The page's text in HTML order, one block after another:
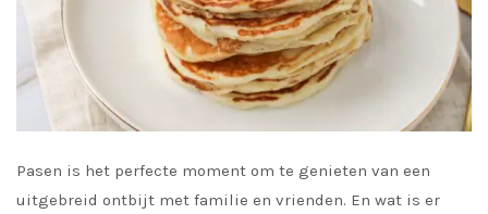
Pasen is het perfecte moment om te genieten van een
uitgebreid ontbijt met familie en vrienden. En wat is er